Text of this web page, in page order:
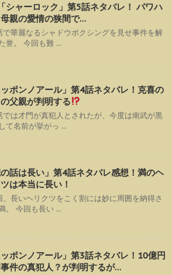
シャーロック」第5話ネタバレ！ パワハ
親の愛情の狭間で…
で華麗なるシャドウボクシングを見せ事件を解
誉。 今回も難 ...
ッポンノアール」第4話ネタバレ！克喜の
父親が判明する
では才門が真犯人とされたが、今度は南武が黒
て名前が挙がっ ...
の話は長い」第4話ネタバレ感想！満のヘ
は本当に長い！
、長いヘリクツをこく割には妙に周囲を納得さ
。 今回も長い ...
ッポンノアール」第3話ネタバレ！10億円
件の真犯人？が判明するが…